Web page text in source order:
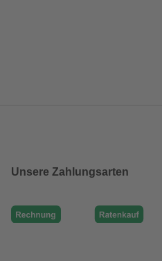
Unsere Zahlungsarten